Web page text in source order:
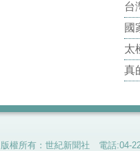
台
國
太
真
版權所有：世紀新聞社 電話:04-